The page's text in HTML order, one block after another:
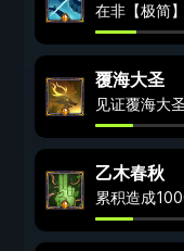
在非【极简
覆海大圣
见证覆海大
乙木春秋
累积造成